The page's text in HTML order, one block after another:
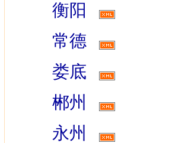
衡阳
常德
娄底
郴州
永州